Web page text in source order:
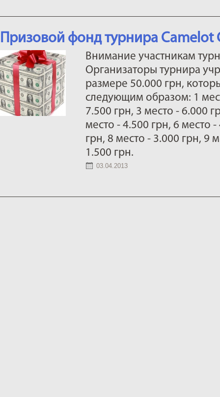
Призовой фонд турнира Camelot
Внимание участникам
Организаторы турнира
размере 50.000 грн,
следующим образом: 1
7.500 грн, 3 место - 6.000
место - 4.500 грн, 6 место
грн, 8 место - 3.000 грн, 9
1.500 грн.
03.04.2013